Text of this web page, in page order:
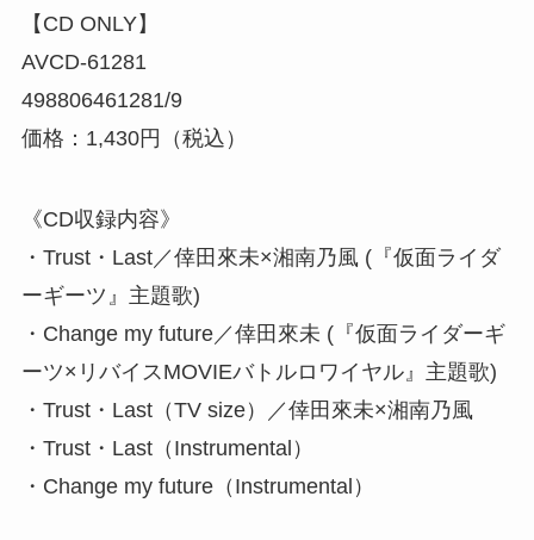
【CD ONLY】
AVCD-61281
498806461281/9
価格：1,430円（税込）
《CD収録内容》
・Trust・Last／倖田來未×湘南乃風 (『仮面ライダ
ーギーツ』主題歌)
・Change my future／倖田來未 (『仮面ライダーギ
ーツ×リバイスMOVIEバトルロワイヤル』主題歌)
・Trust・Last（TV size）／倖田來未×湘南乃風
・Trust・Last（Instrumental）
・Change my future（Instrumental）